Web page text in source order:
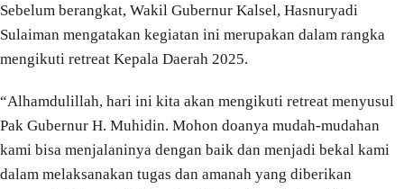
Sebelum berangkat, Wakil Gubernur Kalsel, Hasnuryadi
Sulaiman mengatakan kegiatan ini merupakan dalam rangka
mengikuti retreat Kepala Daerah 2025.
“Alhamdulillah, hari ini kita akan mengikuti retreat menyusul
Pak Gubernur H. Muhidin. Mohon doanya mudah-mudahan
kami bisa menjalaninya dengan baik dan menjadi bekal kami
dalam melaksanakan tugas dan amanah yang diberikan